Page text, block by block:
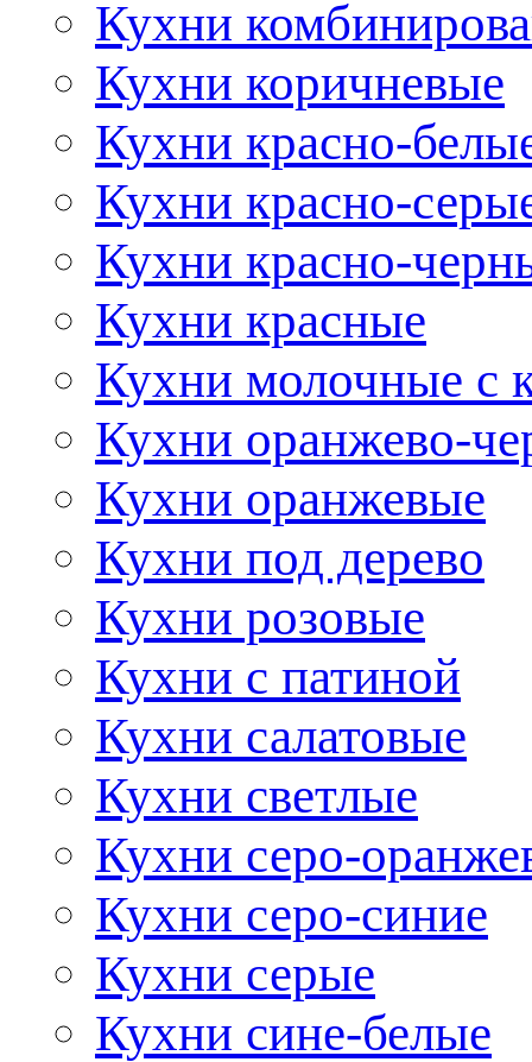
Кухни
Кухни коричневые
Кухни красно-
Кухни красно-
Кухни красно-
Кухни красные
Кухни молочные с
Кухни оранжево-
Кухни оранжевые
Кухни под дерево
Кухни розовые
Кухни с патиной
Кухни салатовые
Кухни светлые
Кухни серо-
Кухни серо-синие
Кухни серые
Кухни сине-белые